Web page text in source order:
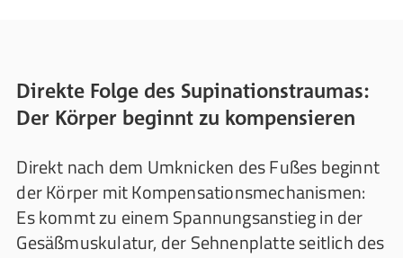
Direkte Folge des Supinationstraumas:
Der Körper beginnt zu kompensieren
Direkt nach dem Umknicken des Fußes beginnt
der Körper mit Kompensationsmechanismen:
Es kommt zu einem Spannungsanstieg in der
Gesäßmuskulatur, der Sehnenplatte seitlich des